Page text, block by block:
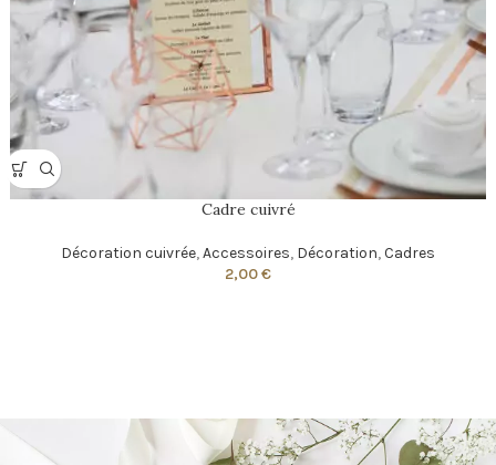
Cadre cuivré
Décoration cuivrée,Accessoires, Décoration,Cadres
2,00€